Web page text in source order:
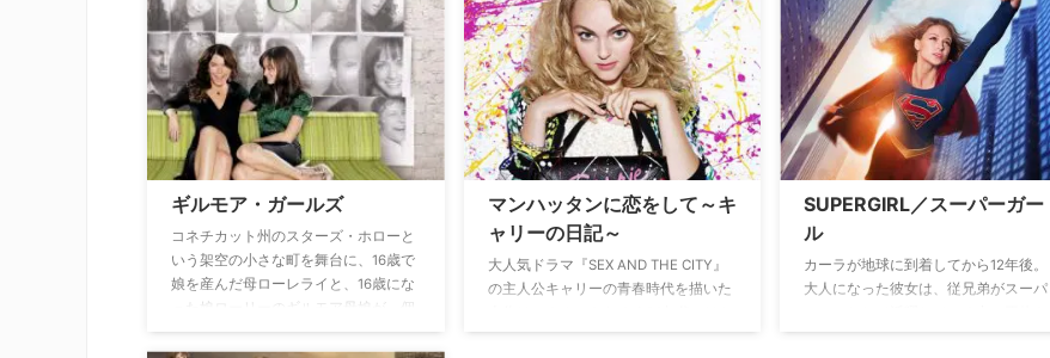
リー・ヒル高校のバスケットボールチ
ーム「トゥリー・ヒル・レイヴンズ」
のスタープレイヤーであるネイサンと
は違い、ストリートでバスケを楽しん
でいたルーカスだったが、あることを
きっかけにネイサンと同じチームに入
ることになる。バスケットボールを軸
に、ネイサンとルーカスが恋や友情、
そして家族の問題に悩み成長する姿が
ニューヨークで新生活をスタートさせ
る。だが、ニューヨークに行ってみる
と、ベンはなんとフェリシティのこと
を覚えていなかった。大学生活を通し
て、フェリシティの友情、恋愛、そし
てそれぞれの若者が、大学生活の4年
間で大人として成長する姿を追った青
春ドラマ。
ギルモア・ガールズ
コネチカット州のスターズ・ホローと
いう架空の小さな町を舞台に、16歳で
娘を産んだ母ローレライと、16歳にな
った娘ローリーのギルモア母娘が、個
マンハッタンに恋をして～キ
ャリーの日記～
大人気ドラマ『SEX AND THE CITY』
の主人公キャリーの青春時代を描いた
SUPERGIRL／スーパーガー
ル
カーラが地球に到着してから12年後。
大人になった彼女は、従兄弟がスーパ